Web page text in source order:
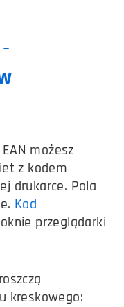
-
możesz
z kodem
drukarce. Pola
Kod
przeglądarki
kreskowego: